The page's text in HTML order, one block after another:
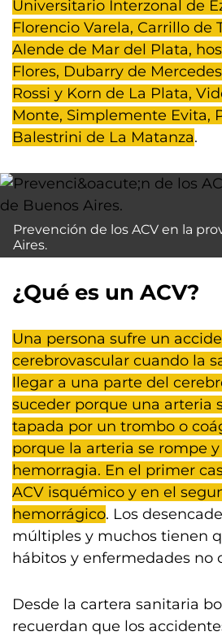
Universitario Interzonal de
Florencio Varela, Carrillo de
Alende de Mar del Plata,
Flores, Dubarry de
Rossi y Korn de La Plata,
Monte, Simplemente Evita,
Balestrini de La Matanza.
Prevención de los ACV en la
Aires.
¿Qué es un ACV?
Una persona sufre un
cerebrovascular cuando la
llegar a una parte del
suceder porque una arteria
tapada por un trombo o
porque la arteria se rompe
hemorragia. En el primer
ACV isquémico y en el
hemorrágico. Los
múltiples y muchos tienen
hábitos y enfermedades no
Desde la cartera sanitaria
recuerdan que los